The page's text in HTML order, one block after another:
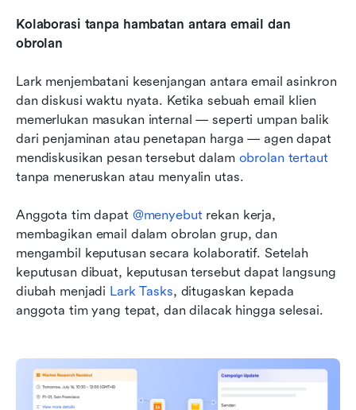
Kolaborasi tanpa hambatan antara email dan
obrolan
Lark menjembatani kesenjangan antara email asinkron
dan diskusi waktu nyata. Ketika sebuah email klien
memerlukan masukan internal — seperti umpan balik
dari penjaminan atau penetapan harga — agen dapat
mendiskusikan pesan tersebut dalam obrolan tertaut
tanpa meneruskan atau menyalin utas.
Anggota tim dapat @menyebut rekan kerja,
membagikan email dalam obrolan grup, dan
mengambil keputusan secara kolaboratif. Setelah
keputusan dibuat, keputusan tersebut dapat langsung
diubah menjadi Lark Tasks, ditugaskan kepada
anggota tim yang tepat, dan dilacak hingga selesai.